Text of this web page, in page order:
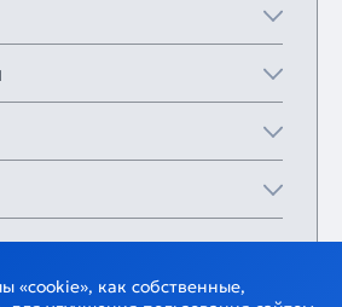
«cookie», как собственные,